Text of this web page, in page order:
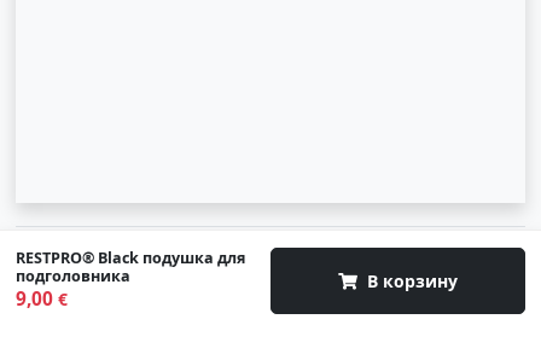
RESTPRO® Black подушка для
подголовника
9,00€
В корзину
© 2007-2026 SIA "Zinva" | Morex.lv